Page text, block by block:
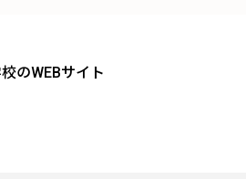
のWEBサイト